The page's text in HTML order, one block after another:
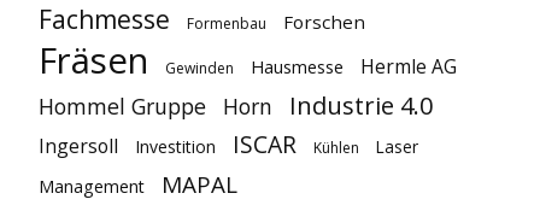
Fachmesse Formenbau Forschen
Fräsen Gewinden Hausmesse Hermle AG
Hommel Gruppe Horn Industrie 4.0
Ingersoll Investition ISCAR Kühlen
Laser
Management
MAPAL